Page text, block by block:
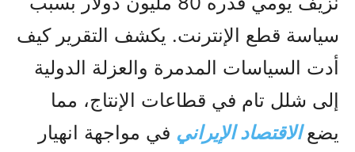
سياسة قطع الإنترنت. يكشف التقرير كيف
أدت السياسات المدمرة والعزلة الدولية
إلى شلل تام في قطاعات الإنتاج، مما
يضعالاقتصاد الإيراني في مواجهة انهيار